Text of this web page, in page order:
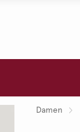
Damen